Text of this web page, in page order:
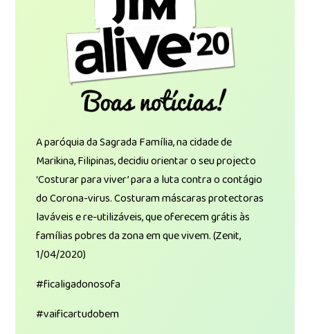
A paróquia da Sagrada Família, na cidade de
Marikina, Filipinas, decidiu orientar o seu projecto
‘Costurar para viver’ para a luta contra o contágio
do Corona-virus. Costuram máscaras protectoras
laváveis e re-utilizáveis, que oferecem grátis às
famílias pobres da zona em que vivem. (Zenit,
1/04/2020)
#ficaligadonosofa
#vaificartudobem